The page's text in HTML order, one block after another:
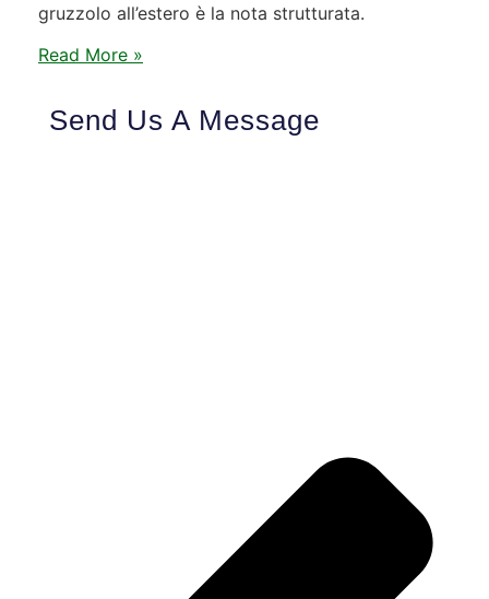
gruzzolo all’estero è la nota strutturata.
Read More »
Send Us A Message